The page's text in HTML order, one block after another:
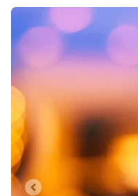
Dia 1 von 5